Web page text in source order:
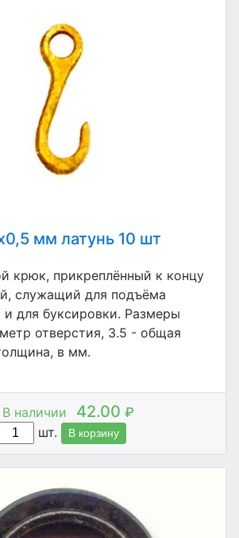
мм латунь 10 шт
крюк, прикреплённый к концу
служащий для подъёма
и для буксировки. Размеры
отверстия, 3.5 - общая
в мм.
В наличии 42.00 ₽
шт.
В корзину